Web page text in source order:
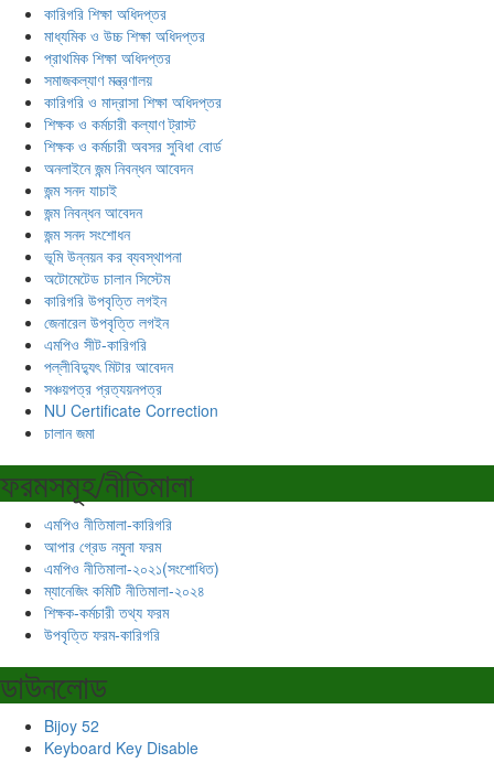
কারিগরি শিক্ষা অধিদপ্তর
মাধ্যমিক ও উচ্চ শিক্ষা অধিদপ্তর
প্রাথমিক শিক্ষা অধিদপ্তর
সমাজকল্যাণ মন্ত্রণালয়
কারিগরি ও মাদ্রাসা শিক্ষা অধিদপ্তর
শিক্ষক ও কর্মচারী কল্যাণ ট্রাস্ট
শিক্ষক ও কর্মচারী অবসর সুবিধা বোর্ড
অনলাইনে জন্ম নিবন্ধন আবেদন
জন্ম সনদ যাচাই
জন্ম নিবন্ধন আবেদন
জন্ম সনদ সংশোধন
ভূমি উন্নয়ন কর ব্যবস্থাপনা
অটোমেটেড চালান সিস্টেম
কারিগরি উপবৃত্তি লগইন
জেনারেল উপবৃত্তি লগইন
এমপিও সীট-কারিগরি
পল্লীবিদ্যুৎ মিটার আবেদন
সঞ্চয়পত্র প্রত্যয়নপত্র
NU Certificate Correction
চালান জমা
ফরমসমূহ/নীতিমালা
এমপিও নীতিমালা-কারিগরি
আপার গ্রেড নমুনা ফরম
এমপিও নীতিমালা-২০২১(সংশোধিত)
ম্যানেজিং কমিটি নীতিমালা-২০২৪
শিক্ষক-কর্মচারী তথ্য ফরম
উপবৃত্তি ফরম-কারিগরি
ডাউনলোড
Bijoy 52
Keyboard Key Disable